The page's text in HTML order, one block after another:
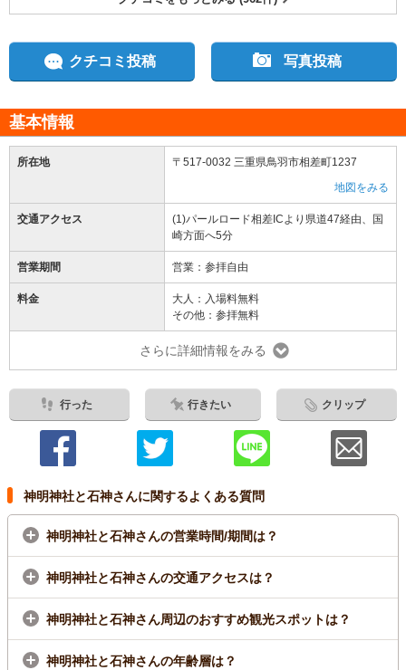
クチコミ投稿 写真投稿
基本情報
所在地
〒517-0032 三重県鳥羽市相差町1237
地図をみる
交通アクセス
(1)パールロード相差ICより県道47経由、国
崎方面へ5分
営業期間 営業：参拝自由
料金
大人：入場料無料
その他：参拝無料
さらに詳細情報をみる
行った 行きたい クリップ
神明神社と石神さんに関するよくある質問
神明神社と石神さんの営業時間/期間は？
神明神社と石神さんの交通アクセスは？
神明神社と石神さん周辺のおすすめ観光スポットは？
神明神社と石神さんの年齢層は？